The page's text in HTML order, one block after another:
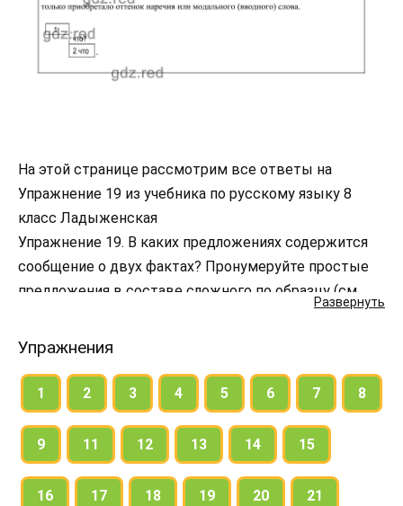
Развернуть
На этой странице рассмотрим все ответы на
Упражнение 19 из учебника по русскому языку 8
класс Ладыженская
Упражнение 19. В каких предложениях содержится
сообщение о двух фактах? Пронумеруйте простые
предложения в составе сложного по образцу (см.
предложениями в сложном. На полях против
Упражнения
1 2 3 4 5 6 7 8
9 11 12 13 14 15
16 17 18 19 20 21